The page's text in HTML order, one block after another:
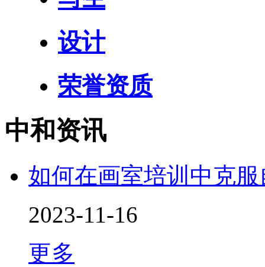
设计
荣誉资质
中和资讯
如何在画室培训中克
2023-11-16
更多